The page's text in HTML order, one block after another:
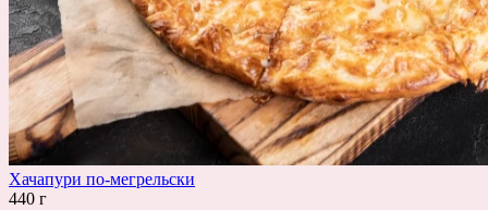
Хачапури по-мегрельски
440 г